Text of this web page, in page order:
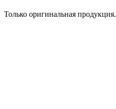
Только оригинальная продукция.